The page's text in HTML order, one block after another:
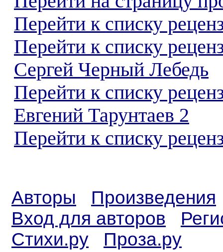
Перейти к списку
Перейти к списку
Сергей Черный Лебедь
Перейти к списку
Евгений Тарунтаев 2
Перейти к списку
Авторы
Произведения
Вход для авторов
Стихи.ру
Проза.ру